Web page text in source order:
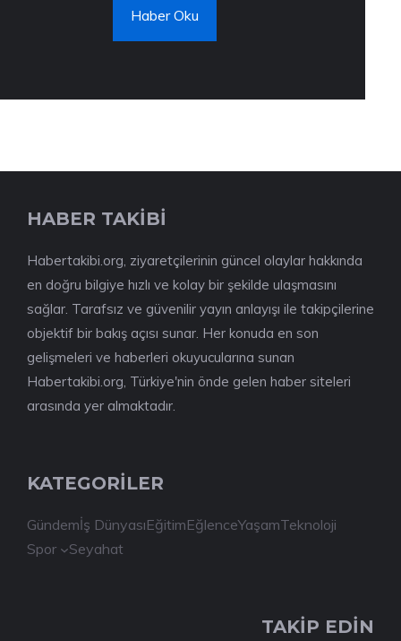
Haber Oku
HABER TAKİBİ
Habertakibi.org, ziyaretçilerinin güncel olaylar hakkında
en doğru bilgiye hızlı ve kolay bir şekilde ulaşmasını
sağlar. Tarafsız ve güvenilir yayın anlayışı ile takipçilerine
objektif bir bakış açısı sunar. Her konuda en son
gelişmeleri ve haberleri okuyucularına sunan
Habertakibi.org, Türkiye'nin önde gelen haber siteleri
arasında yer almaktadır.
KATEGORİLER
Gündemİş DünyasıEğitimEğlenceYaşamTeknoloji
Spor
Seyahat
TAKİP EDİN